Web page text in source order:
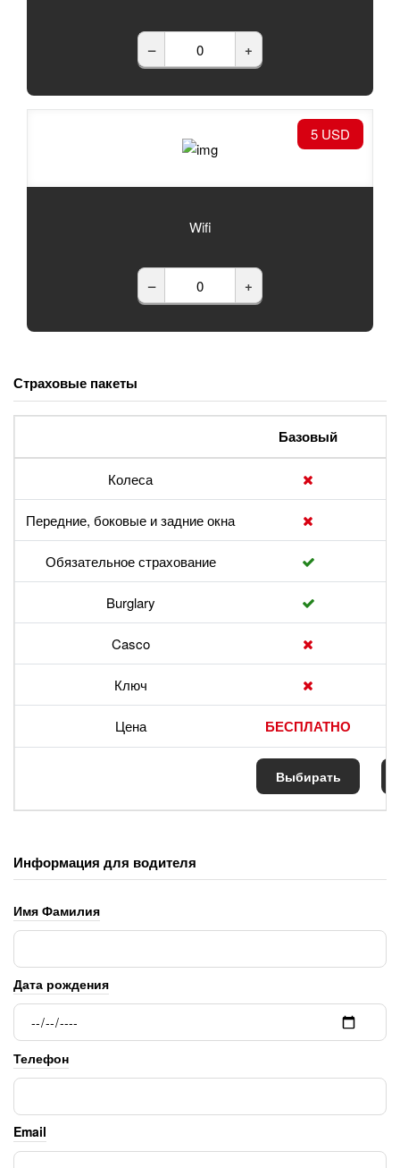
– +
5 USD
Wifi
– +
Страховые пакеты
Базовый
Колеса
Передние, боковые и задние окна
Обязательное страхование
Burglary
Casco
Ключ
Цена БЕСПЛАТНО
Выбирать
Информация для водителя
Имя Фамилия
Дата рождения
Телефон
Email